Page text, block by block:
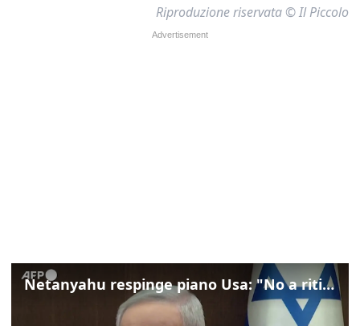
Riproduzione riservata © Il Piccolo
Netanyahu respinge piano Usa: "No a ritiro Idf senza disarmo Hamas"